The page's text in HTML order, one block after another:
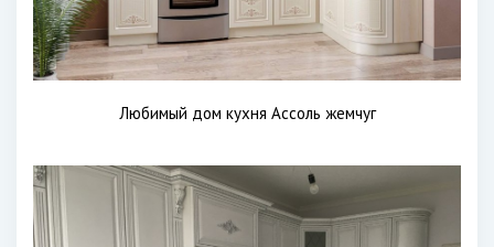
Любимый дом кухня Ассоль жемчуг